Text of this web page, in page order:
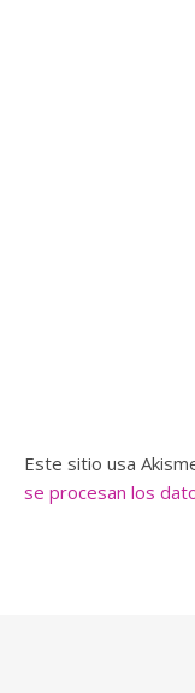
Este sitio usa
se procesan los